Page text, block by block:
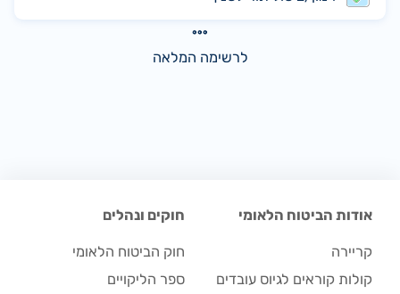
לרשימה המלאה
אודות הביטוח הלאומי
קריירה
קולות קוראים לגיוס עובדים
חוקים ונהלים
חוק הביטוח הלאומי
ספר הליקויים